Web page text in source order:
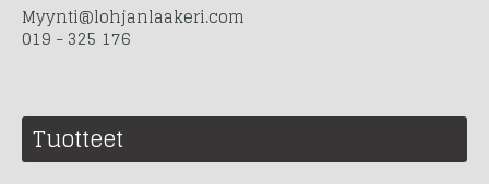
Myynti@lohjanlaakeri.com
019 - 325 176
Tuotteet